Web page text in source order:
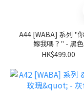
A44 [WABA] 系列 "你願意
嫁我嗎？" - 黑色
HK$499.00